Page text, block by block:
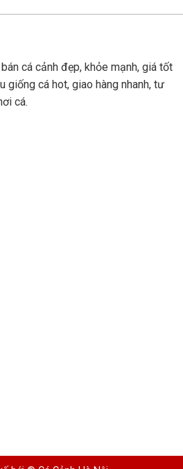
cá cảnh đẹp, khỏe mạnh, giá tốt
giống cá hot, giao hàng nhanh, tư
cá.